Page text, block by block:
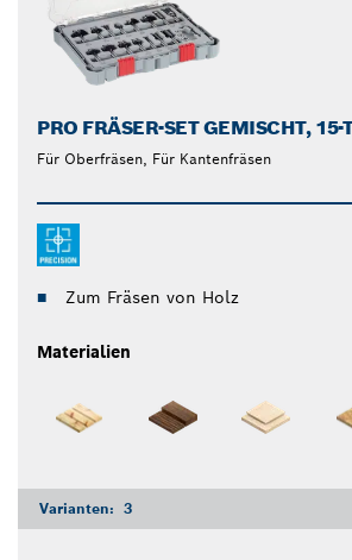
PRO FRÄSER-SET GEMISCHT, 15-
Für Oberfräsen, Für Kantenfräsen
Zum Fräsen von Holz
Materialien
Varianten: 3